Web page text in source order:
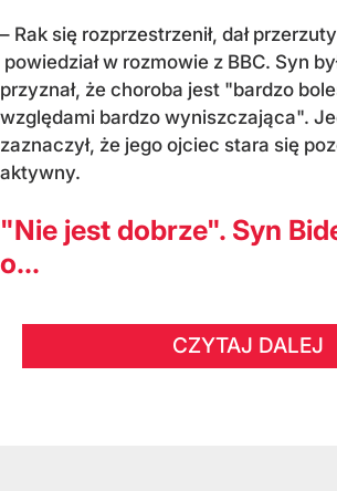
– Rak się rozprzestrzenił, dał
powiedział w rozmowie z BBC. Syn
przyznał, że choroba jest "bardzo
względami bardzo wyniszczająca".
zaznaczył, że jego ojciec stara się
aktywny.
"Nie jest dobrze". Syn
o...
CZYTAJ DALEJ